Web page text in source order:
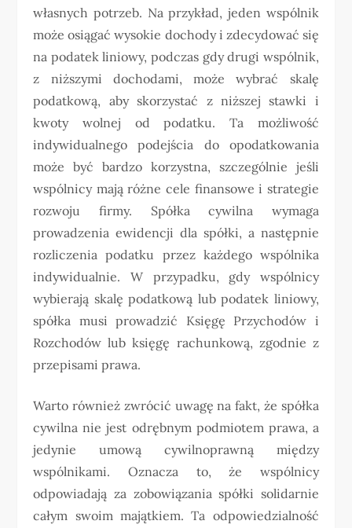
własnych potrzeb. Na przykład, jeden wspólnik
może osiągać wysokie dochody i zdecydować się
na podatek liniowy, podczas gdy drugi wspólnik,
z niższymi dochodami, może wybrać skalę
podatkową, aby skorzystać z niższej stawki i
kwoty wolnej od podatku. Ta możliwość
indywidualnego podejścia do opodatkowania
może być bardzo korzystna, szczególnie jeśli
wspólnicy mają różne cele finansowe i strategie
rozwoju firmy. Spółka cywilna wymaga
prowadzenia ewidencji dla spółki, a następnie
rozliczenia podatku przez każdego wspólnika
indywidualnie. W przypadku, gdy wspólnicy
wybierają skalę podatkową lub podatek liniowy,
spółka musi prowadzić Księgę Przychodów i
Rozchodów lub księgę rachunkową, zgodnie z
przepisami prawa.
Warto również zwrócić uwagę na fakt, że spółka
cywilna nie jest odrębnym podmiotem prawa, a
jedynie umową cywilnoprawną między
wspólnikami. Oznacza to, że wspólnicy
odpowiadają za zobowiązania spółki solidarnie
całym swoim majątkiem. Ta odpowiedzialność